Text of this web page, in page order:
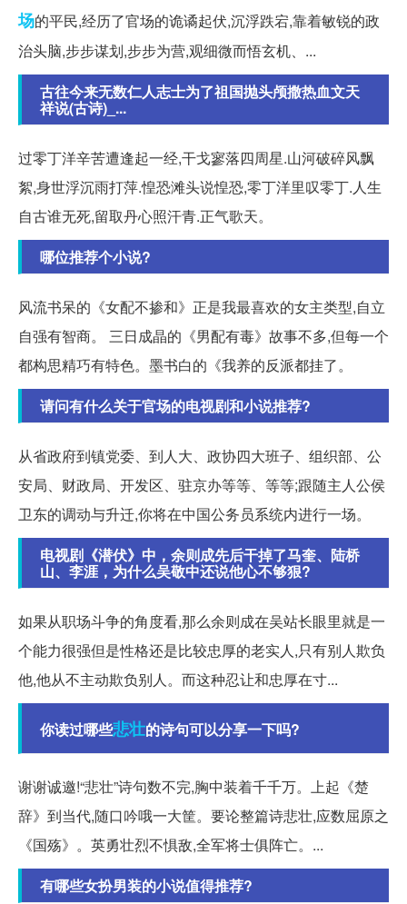
场的平民,经历了官场的诡谲起伏,沉浮跌宕,靠着敏锐的政
治头脑,步步谋划,步步为营,观细微而悟玄机、...
古往今来无数仁人志士为了祖国抛头颅撒热血文天
祥说(古诗)_...
过零丁洋辛苦遭逢起一经,干戈寥落四周星.山河破碎风飘
絮,身世浮沉雨打萍.惶恐滩头说惶恐,零丁洋里叹零丁.人生
自古谁无死,留取丹心照汗青.正气歌天。
哪位推荐个小说?
风流书呆的《女配不掺和》正是我最喜欢的女主类型,自立
自强有智商。 三日成晶的《男配有毒》故事不多,但每一个
都构思精巧有特色。墨书白的《我养的反派都挂了。
请问有什么关于官场的电视剧和小说推荐?
从省政府到镇党委、到人大、政协四大班子、组织部、公
安局、财政局、开发区、驻京办等等、等等;跟随主人公侯
卫东的调动与升迁,你将在中国公务员系统内进行一场。
电视剧《潜伏》中，余则成先后干掉了马奎、陆桥
山、李涯，为什么吴敬中还说他心不够狠?
如果从职场斗争的角度看,那么余则成在吴站长眼里就是一
个能力很强但是性格还是比较忠厚的老实人,只有别人欺负
他,他从不主动欺负别人。而这种忍让和忠厚在寸...
你读过哪些悲壮的诗句可以分享一下吗?
谢谢诚邀!“悲壮”诗句数不完,胸中装着千千万。上起《楚
辞》到当代,随口吟哦一大筐。要论整篇诗悲壮,应数屈原之
《国殇》。英勇壮烈不惧敌,全军将士俱阵亡。...
有哪些女扮男装的小说值得推荐?